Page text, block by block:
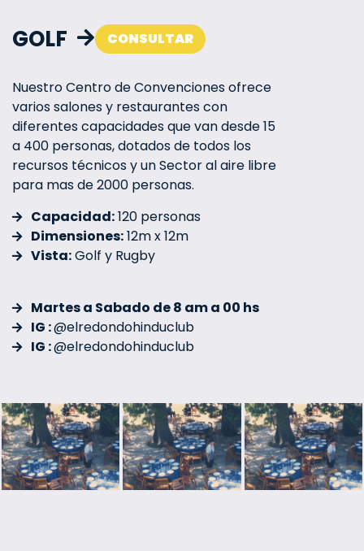
GOLF CONSULTAR
Nuestro Centro de Convenciones ofrece
varios salones y restaurantes con
diferentes capacidades que van desde 15
a 400 personas, dotados de todos los
recursos técnicos y un Sector al aire libre
para mas de 2000 personas.
Capacidad:120 personas
Dimensiones:12m x 12m
Vista:Golf y Rugby
Martes a Sabado de 8 am a 00 hs
IG :@elredondohinduclub
IG :@elredondohinduclub